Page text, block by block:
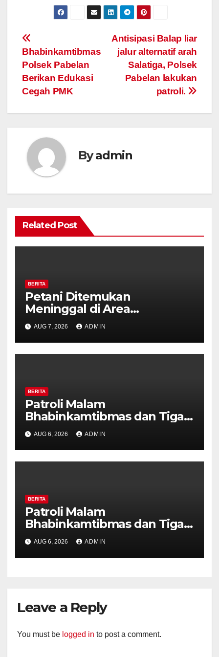
Post
navigation
Antisipasi Balap liar
jalur alternatif arah
Salatiga, Polsek
Pabelan lakukan
patroli.
Bhabinkamtibmas
Polsek Pabelan
Berikan Edukasi
Cegah PMK
Byadmin
Related Post
BERITA
Petani Ditemukan
Meninggal di Area
Persawahan Kalibeji, Polisi
Pastikan Tidak Ada Tanda
Kekerasan
AUG 7, 2026 ADMIN
BERITA
Patroli Malam
Bhabinkamtibmas dan Tiga
Pilar Kelurahan Ungaran
Perkuat Kamtibmas, Warga
Diajak Aktifkan Ronda
AUG 6, 2026 ADMIN
BERITA
Patroli Malam
Bhabinkamtibmas dan Tiga
Pilar Kelurahan Ungaran
Perkuat Kamtibmas, Warga
Diajak Aktifkan Ronda
AUG 6, 2026 ADMIN
Leave a Reply
You must be logged in to post a comment.